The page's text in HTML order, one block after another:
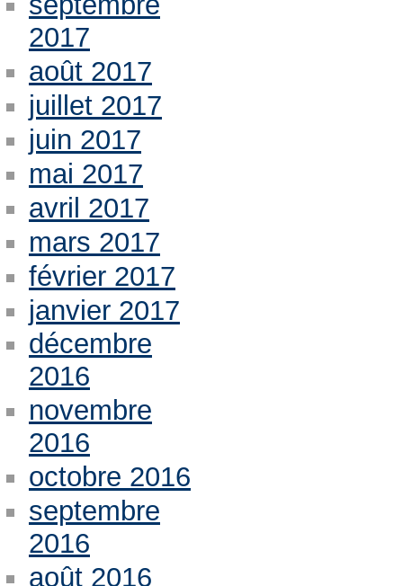
2017
août 2017
juillet 2017
juin 2017
mai 2017
avril 2017
mars 2017
février 2017
janvier 2017
décembre
2016
novembre
2016
octobre 2016
septembre
2016
août 2016